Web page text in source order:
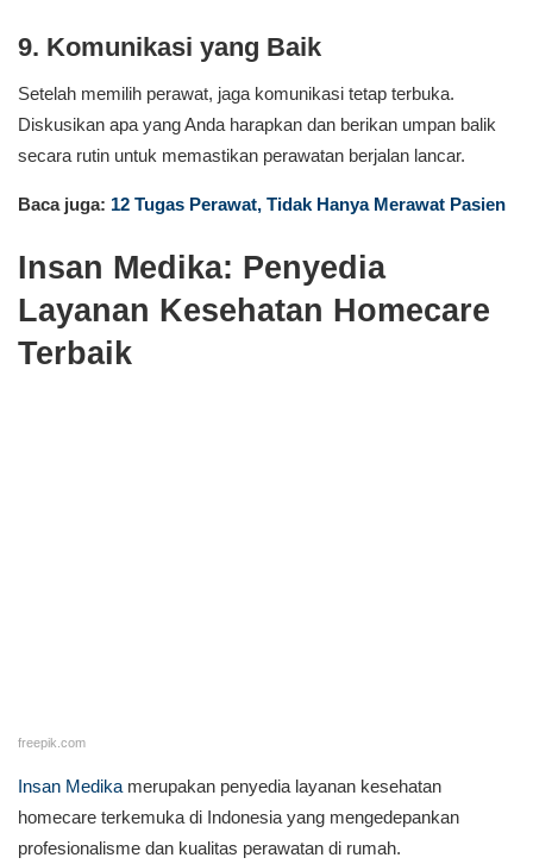
9. Komunikasi yang Baik
Setelah memilih perawat, jaga komunikasi tetap terbuka.
Diskusikan apa yang Anda harapkan dan berikan umpan balik
secara rutin untuk memastikan perawatan berjalan lancar.
Baca juga: 12 Tugas Perawat, Tidak Hanya Merawat Pasien
Insan Medika: Penyedia
Layanan Kesehatan Homecare
Terbaik
freepik.com
Insan Medika merupakan penyedia layanan kesehatan
homecare terkemuka di Indonesia yang mengedepankan
profesionalisme dan kualitas perawatan di rumah.